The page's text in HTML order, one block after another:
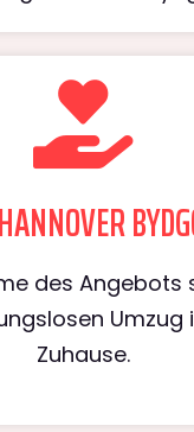
des Angebots
Umzug
Zuhause.